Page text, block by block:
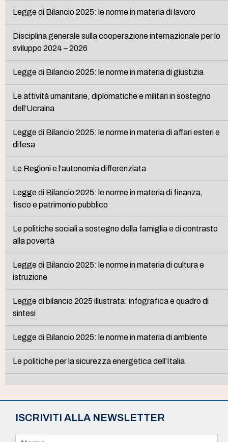
Legge di Bilancio 2025: le norme in materia di lavoro
Disciplina generale sulla cooperazione internazionale per lo
sviluppo 2024 – 2026
Legge di Bilancio 2025: le norme in materia di giustizia
Le attività umanitarie, diplomatiche e militari in sostegno
dell’Ucraina
Legge di Bilancio 2025: le norme in materia di affari esteri e
difesa
Le Regioni e l’autonomia differenziata
Legge di Bilancio 2025: le norme in materia di finanza,
fisco e patrimonio pubblico
Le politiche sociali a sostegno della famiglia e di contrasto
alla povertà
Legge di Bilancio 2025: le norme in materia di cultura e
istruzione
Legge di bilancio 2025 illustrata: infografica e quadro di
sintesi
Legge di Bilancio 2025: le norme in materia di ambiente
Le politiche per la sicurezza energetica dell’Italia
ISCRIVITI ALLA NEWSLETTER